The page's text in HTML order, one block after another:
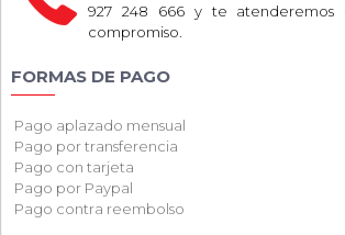
927 248 666 y te atenderemos
compromiso.
FORMAS DE PAGO
Pago aplazado mensual
Pago por transferencia
Pago con tarjeta
Pago por Paypal
Pago contra reembolso